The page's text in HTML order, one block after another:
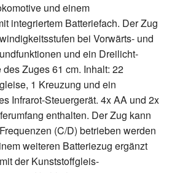
du zufrieden bist mit dem
du uns deinen Freunden
Burberry Classic for
Woman - Women 100 ml
und einem
integriertem Batteriefach. Der Zug
bei Vorwärts- und
und ein Dreilicht-
Zuges 61 cm. Inhalt: 22
1 Kreuzung und ein
Infrarot-Steuergerät. 4x AA und 2x
enthalten. Der Zug kann
(C/D) betrieben werden
weiteren Batteriezug ergänzt
der Kunststoffgleis-